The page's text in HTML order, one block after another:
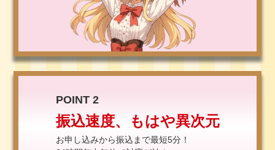
POINT 2
振込速度、もはや異次元
お申し込みから振込まで最短5分！